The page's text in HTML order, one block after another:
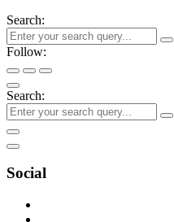
Search:
Follow:
Search:
Social